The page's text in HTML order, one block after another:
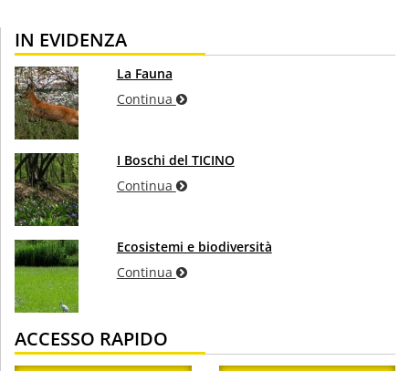
IN EVIDENZA
La Fauna
Continua
I Boschi del TICINO
Continua
Ecosistemi e biodiversità
Continua
ACCESSO RAPIDO